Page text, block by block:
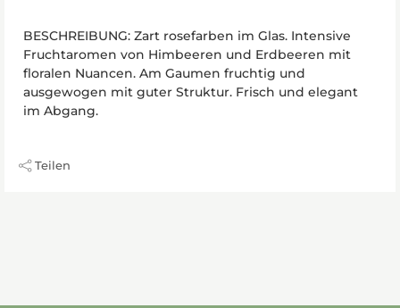
BESCHREIBUNG: Zart rosefarben im Glas. Intensive
Fruchtaromen von Himbeeren und Erdbeeren mit
floralen Nuancen. Am Gaumen fruchtig und
ausgewogen mit guter Struktur. Frisch und elegant
im Abgang.
Teilen